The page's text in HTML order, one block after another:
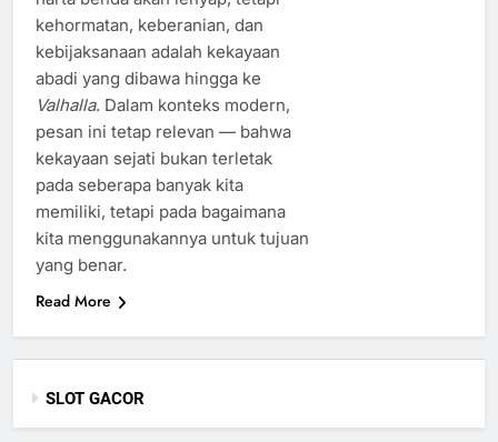
kehormatan, keberanian, dan
kebijaksanaan adalah kekayaan
abadi yang dibawa hingga ke
Valhalla. Dalam konteks modern,
pesan ini tetap relevan — bahwa
kekayaan sejati bukan terletak
pada seberapa banyak kita
memiliki, tetapi pada bagaimana
kita menggunakannya untuk tujuan
yang benar.
Read More
SLOT GACOR